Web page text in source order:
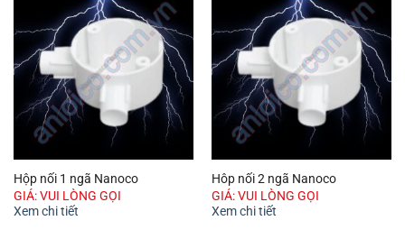
Hộp nối 1 ngã Nanoco
GIÁ: VUI LÒNG GỌI
Xem chi tiết
Hôp nối 2 ngã Nanoco
GIÁ: VUI LÒNG GỌI
Xem chi tiết